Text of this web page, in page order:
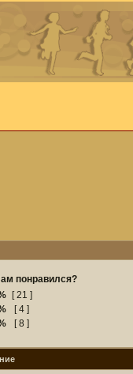
понравился?
[ 21 ]
[ 4 ]
[ 8 ]